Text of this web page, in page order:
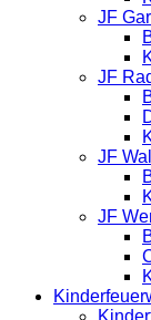
JF
JF
JF
JF